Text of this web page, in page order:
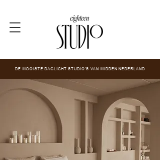
DE MOOISTE DAGLICHT STUDIO'S VAN MIDDEN NEDERLAND